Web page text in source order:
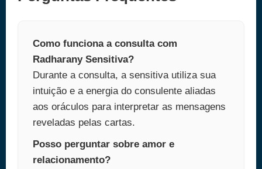
Como funciona a consulta com
Radharany Sensitiva?
Durante a consulta, a sensitiva utiliza sua
intuição e a energia do consulente aliadas
aos oráculos para interpretar as mensagens
reveladas pelas cartas.
Posso perguntar sobre amor e
relacionamento?